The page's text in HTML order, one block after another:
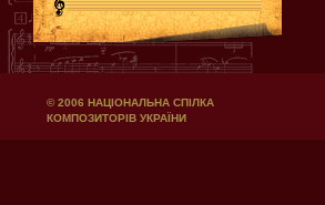
© 2006 НАЦІОНАЛЬНА СПІЛКА
КОМПОЗИТОРІВ УКРАЇНИ